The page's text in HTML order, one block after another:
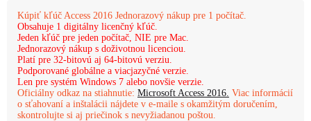
Kúpiť kľúč Access 2016 Jednorazový nákup pre 1 počítač.
Obsahuje 1 digitálny licenčný kľúč.
Jeden kľúč pre jeden počítač, NIE pre Mac.
Jednorazový nákup s doživotnou licenciou.
Platí pre 32-bitovú aj 64-bitovú verziu.
Podporované globálne a viacjazyčné verzie.
Len pre systém Windows 7 alebo novšie verzie.
Oficiálny odkaz na stiahnutie: Microsoft Access 2016. Viac informácií
o sťahovaní a inštalácii nájdete v e-maile s okamžitým doručením,
skontrolujte si aj priečinok s nevyžiadanou poštou.